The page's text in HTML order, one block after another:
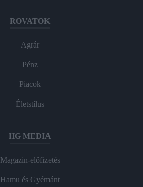
ROVATOK
Agrár
Pénz
Piacok
Életstílus
HG MEDIA
Magazin-előfizetés
Hamu és Gyémánt